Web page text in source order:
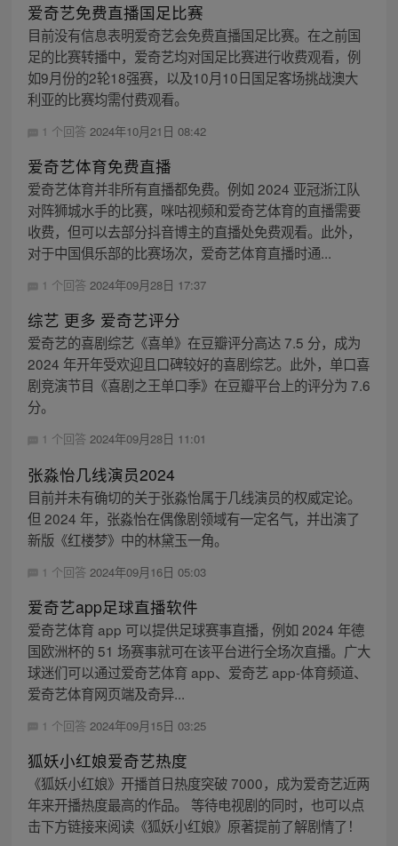
爱奇艺免费直播国足比赛
目前没有信息表明爱奇艺会免费直播国足比赛。在之前国
足的比赛转播中，爱奇艺均对国足比赛进行收费观看，例
如9月份的2轮18强赛，以及10月10日国足客场挑战澳大
利亚的比赛均需付费观看。
1 个回答 2024年10月21日 08:42
爱奇艺体育免费直播
爱奇艺体育并非所有直播都免费。例如 2024 亚冠浙江队
对阵狮城水手的比赛，咪咕视频和爱奇艺体育的直播需要
收费，但可以去部分抖音博主的直播处免费观看。此外，
对于中国俱乐部的比赛场次，爱奇艺体育直播时通...
1 个回答 2024年09月28日 17:37
综艺 更多 爱奇艺评分
爱奇艺的喜剧综艺《喜单》在豆瓣评分高达 7.5 分，成为
2024 年开年受欢迎且口碑较好的喜剧综艺。此外，单口喜
剧竞演节目《喜剧之王单口季》在豆瓣平台上的评分为 7.6
分。
1 个回答 2024年09月28日 11:01
张淼怡几线演员2024
目前并未有确切的关于张淼怡属于几线演员的权威定论。
但 2024 年，张淼怡在偶像剧领域有一定名气，并出演了
新版《红楼梦》中的林黛玉一角。
1 个回答 2024年09月16日 05:03
爱奇艺app足球直播软件
爱奇艺体育 app 可以提供足球赛事直播，例如 2024 年德
国欧洲杯的 51 场赛事就可在该平台进行全场次直播。广大
球迷们可以通过爱奇艺体育 app、爱奇艺 app-体育频道、
爱奇艺体育网页端及奇异...
1 个回答 2024年09月15日 03:25
狐妖小红娘爱奇艺热度
《狐妖小红娘》开播首日热度突破 7000，成为爱奇艺近两
年来开播热度最高的作品。 等待电视剧的同时，也可以点
击下方链接来阅读《狐妖小红娘》原著提前了解剧情了！